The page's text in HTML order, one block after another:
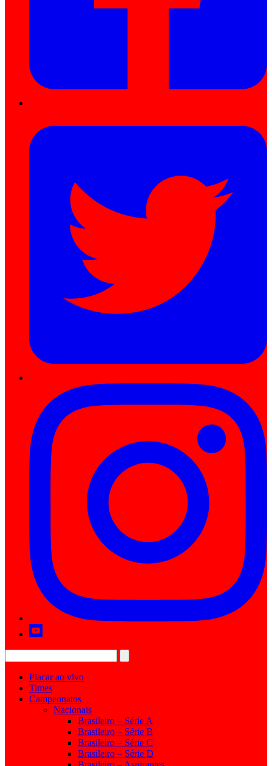
Placar ao vivo
Times
Campeonatos
Nacionais
Brasileiro – Série A
Brasileiro – Série B
Brasileiro – Série C
Brasileiro – Série D